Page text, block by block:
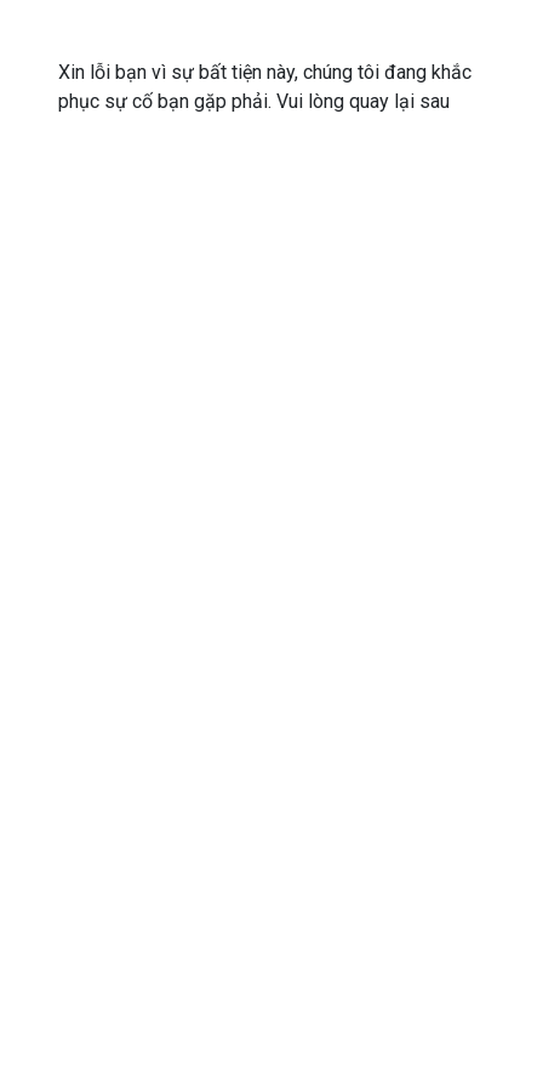
Xin lỗi bạn vì sự bất tiện này, chúng tôi đang khắc
phục sự cố bạn gặp phải. Vui lòng quay lại sau